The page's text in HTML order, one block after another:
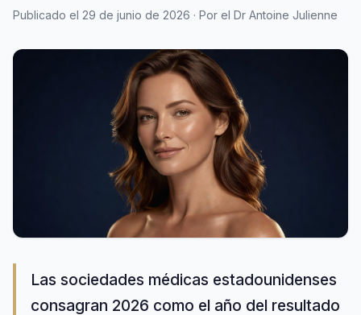
Publicado el 29 de junio de 2026 · Por el Dr Antoine Julienne
Las sociedades médicas estadounidenses
consagran 2026 como el año del resultado